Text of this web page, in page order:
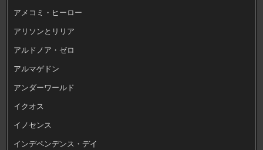
アメコミ・ヒーロー
アリソンとリリア
アルドノア・ゼロ
アルマゲドン
アンダーワールド
イクオス
イノセンス
インデペンデンス・デイ